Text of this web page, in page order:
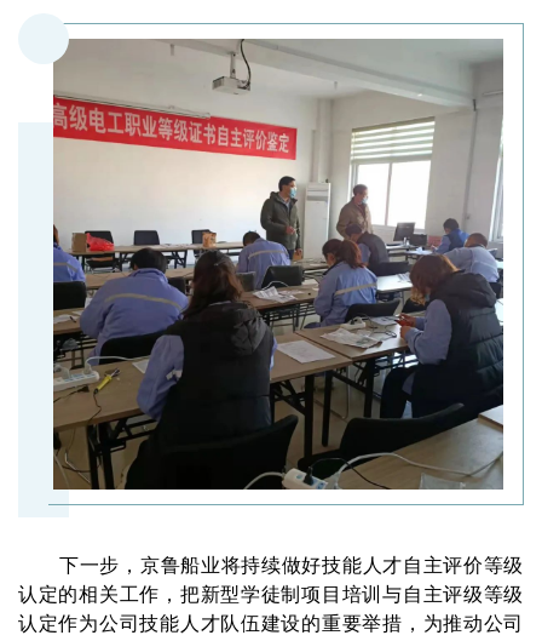
下一步，京鲁船业将持续做好技能人才自主评价等级
认定的相关工作，把新型学徒制项目培训与自主评级等级
认定作为公司技能人才队伍建设的重要举措，为推动公司